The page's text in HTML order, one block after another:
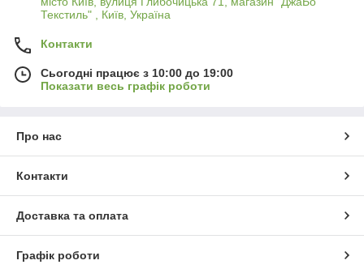
Текстиль" , Київ, Україна
Контакти
Сьогодні працює з 10:00 до 19:00
Показати весь графік роботи
Про нас
Контакти
Доставка та оплата
Графік роботи